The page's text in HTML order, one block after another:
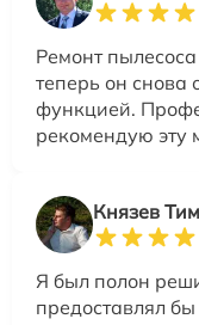
Ремонт
теперь он снова
функцией.
рекомендую эту
Князев
Я был полон
предоставлял